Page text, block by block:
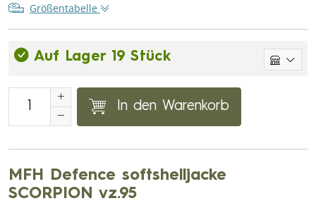
Größentabelle
Auf Lager 19 Stück
In den Warenkorb
MFH Defence softshelljacke
SCORPION vz.95